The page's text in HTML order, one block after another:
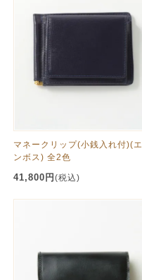
マネークリップ(小銭入れ付)(エ
ンボス) 全2色
41,800円 (税込)